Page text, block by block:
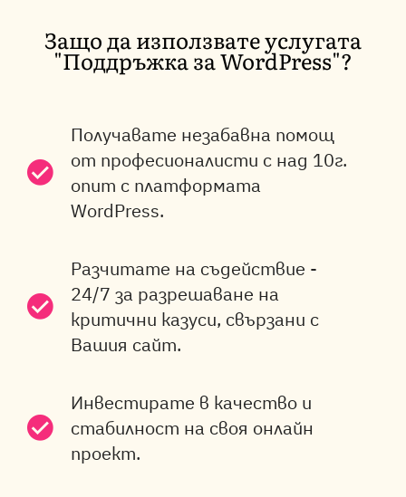
Защо да използвате услугата
"Поддръжка за WordPress"?
Получавате незабавна помощ
от професионалисти с над 10г.
опит с платформата
WordPress.
Разчитате на съдействие -
24/7 за разрешаване на
критични казуси, свързани с
Вашия сайт.
Инвестирате в качество и
стабилност на своя онлайн
проект.